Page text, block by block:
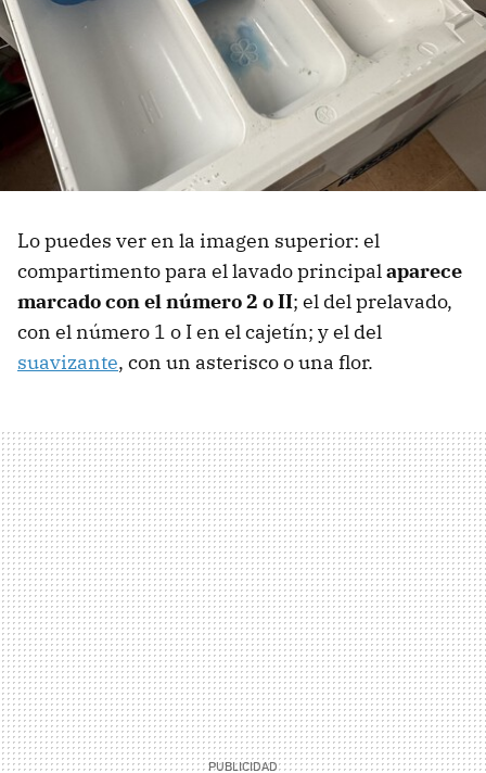
Lo puedes ver en la imagen superior: el
compartimento para el lavado principalaparece
marcado con el número 2 o II; el del prelavado,
con el número 1 o I en el cajetín; y el del
suavizante, con un asterisco o una flor.